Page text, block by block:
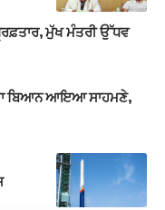
ਮੁੱਖ ਮੰਤਰੀ ਉੱਧਵ
ਬਿਆਨ ਆਇਆ ਸਾਹਮਣੇ,